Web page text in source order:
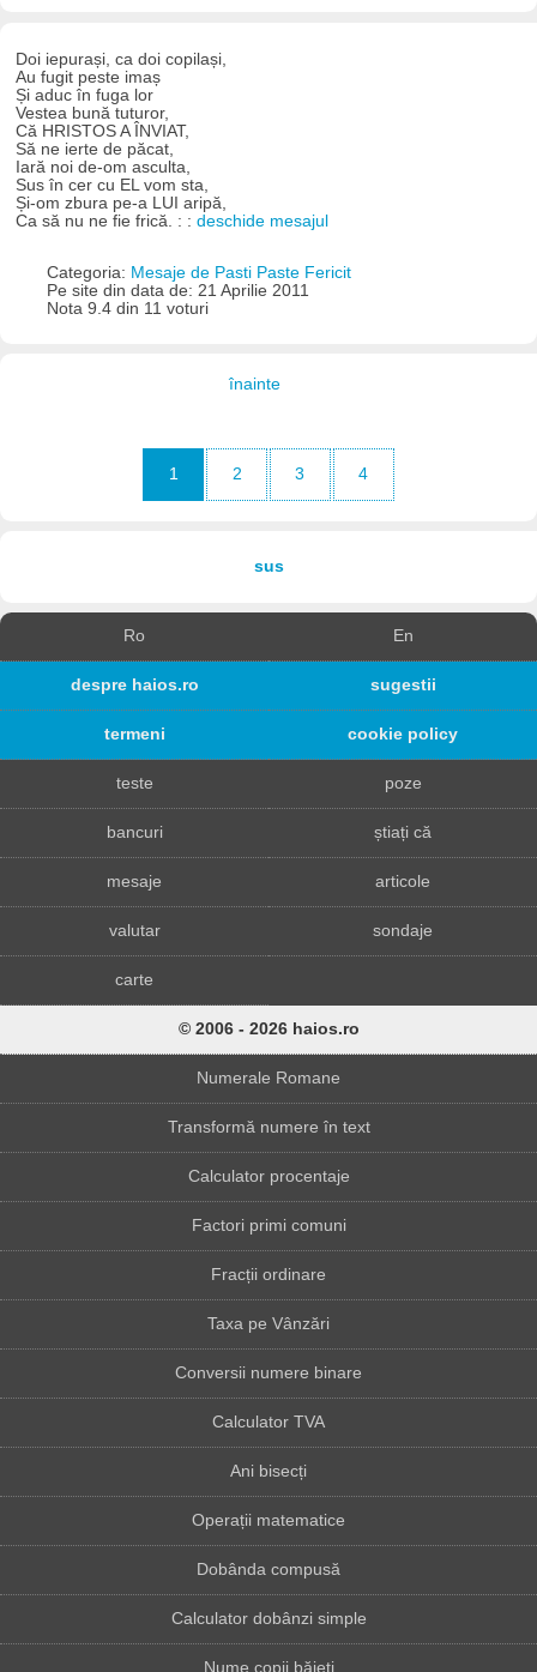
Doi iepurași, ca doi copilași,
Au fugit peste imaș
Și aduc în fuga lor
Vestea bună tuturor,
Că HRISTOS A ÎNVIAT,
Să ne ierte de păcat,
Iară noi de-om asculta,
Sus în cer cu EL vom sta,
Și-om zbura pe-a LUI aripă,
Ca să nu ne fie frică. : :deschide mesajul
Categoria: Mesaje de Pasti Paste Fericit
Pe site din data de: 21 Aprilie 2011
Nota 9.4 din 11 voturi
înainte
1 2 3 4
sus
Ro En
despre haios.ro sugestii
termeni cookie policy
teste poze
bancuri știați că
mesaje articole
valutar sondaje
carte
© 2006 - 2026 haios.ro
Numerale Romane
Transformă numere în text
Calculator procentaje
Factori primi comuni
Fracții ordinare
Taxa pe Vânzări
Conversii numere binare
Calculator TVA
Ani bisecți
Operații matematice
Dobânda compusă
Calculator dobânzi simple
Nume copii băieți